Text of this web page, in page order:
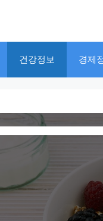
건강정보 경제